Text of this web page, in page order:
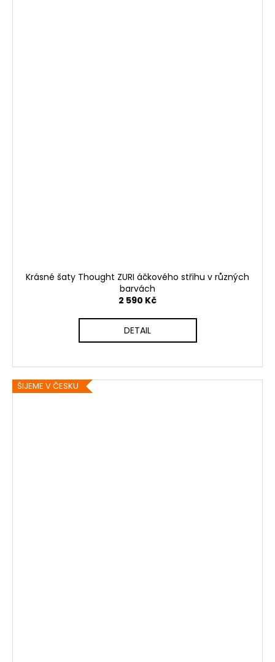
Krásné šaty Thought ZURI áčkového střihu v různých
barvách
2 590 Kč
DETAIL
ŠIJEME V ČESKU